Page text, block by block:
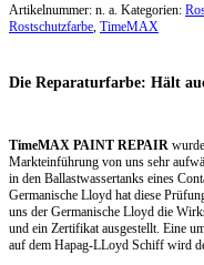
Artikelnummer: n. a. Kategorien:
Rostschutzfarbe, TimeMAX
Die Reparaturfarbe: Hält
TimeMAX PAINT REPAIR
Markteinführung von uns sehr
in den Ballastwassertanks eines
Germanische Lloyd hat diese
uns der Germanische Lloyd die
und ein Zertifikat ausgestellt. Eine
auf dem Hapag-LLoyd Schiff wird